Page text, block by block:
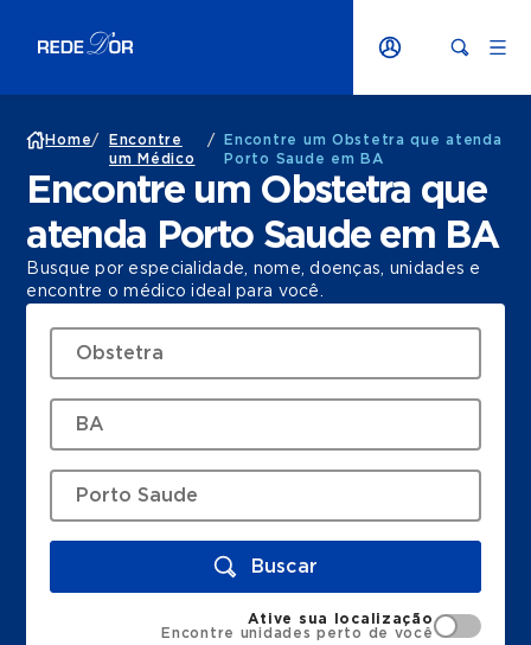
Home/
Encontre
um Médico
/
Encontre um Obstetra que atenda
Porto Saude em BA
Encontre um Obstetra que
atenda Porto Saude em BA
Busque por especialidade, nome, doenças, unidades e
encontre o médico ideal para você.
Buscar
Ative sua localização
Encontre unidades perto de você